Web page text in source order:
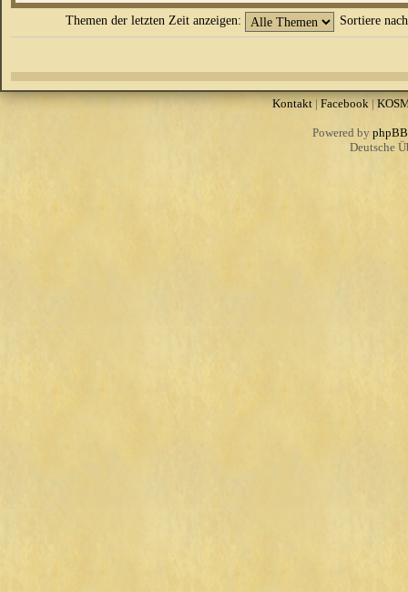
Themen der letzten Zeit anzeigen: Sortiere
Kontakt| Facebook|
Powered by phpBB
Deutsche